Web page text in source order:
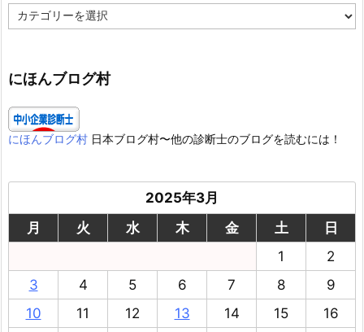
テ
ー
にほんブログ村
にほんブログ村 日本ブログ村〜他の診断士のブログを読むには！
2025年3月
月
火 水 木 金 土
日
1
2
3
4 5 6 7 8
9
10
11 12 13 14 15
16